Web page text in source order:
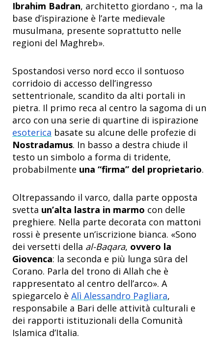
Ibrahim Badran, architetto giordano -, ma la
base d’ispirazione è l’arte medievale
musulmana, presente soprattutto nelle
regioni del Maghreb».
Spostandosi verso nord ecco il sontuoso
corridoio di accesso dell’ingresso
settentrionale, scandito da alti portali in
pietra. Il primo reca al centro la sagoma di un
arco con una serie di quartine di ispirazione
esoterica basate su alcune delle profezie di
Nostradamus. In basso a destra chiude il
testo un simbolo a forma di tridente,
probabilmente una “firma” del proprietario.
Oltrepassando il varco, dalla parte opposta
svetta un’alta lastra in marmo con delle
preghiere. Nella parte decorata con mattoni
rossi è presente un’iscrizione bianca. «Sono
dei versetti della al-Baqara, ovvero la
Giovenca: la seconda e più lunga sūra del
Corano. Parla del trono di Allah che è
rappresentato al centro dell’arco». A
spiegarcelo è Alì Alessandro Pagliara,
responsabile a Bari delle attività culturali e
dei rapporti istituzionali della Comunità
Islamica d’Italia.